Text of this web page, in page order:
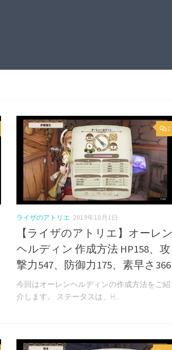
2
ライザのアトリエ 2019年10月1日
【ライザのアトリエ】オーレン
ヘルディン 作成方法 HP158、攻
撃力547、防御力175、素早さ366
今回はオーレンヘルディンの作成方法をご紹
介します。 ステータスは、H...